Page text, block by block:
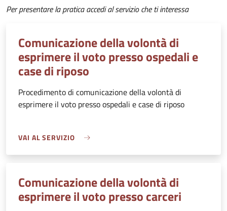
Per presentare la pratica accedi al servizio che ti interessa
Comunicazione della volontà di
esprimere il voto presso ospedali e
case di riposo
Procedimento di comunicazione della volontà di
esprimere il voto presso ospedali e case di riposo
VAI AL SERVIZIO
Comunicazione della volontà di
esprimere il voto presso carceri